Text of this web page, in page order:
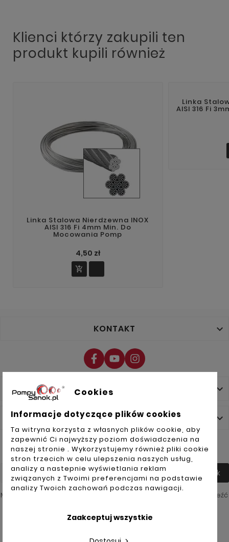
Klienci którzy zakupili ten
produkt kupili również
Linka Stalowa Nierdzewna INOX
AISI 316 Fi 4mm Min. Do
Mocowania Pomp
4,50 zł

Linka
AISI 316 Fi
KONTAKT 
NASZA FIRMA 
TWOJE KONTO 
NEWSLETTER
Tak
Możesz zrezygnować w każdej chwili. W tym celu należy odnaleźć
Cookies
Informacje dotyczące plików cookies
Ta witryna korzysta z własnych plików cookie, aby
zapewnić Ci najwyższy poziom doświadczenia na
naszej stronie . Wykorzystujemy również pliki cookie
stron trzecich w celu ulepszenia naszych usług,
analizy a nastepnie wyświetlania reklam
związanych z Twoimi preferencjami na podstawie
analizy Twoich zachowań podczas nawigacji.
Zaakceptuj wszystkie